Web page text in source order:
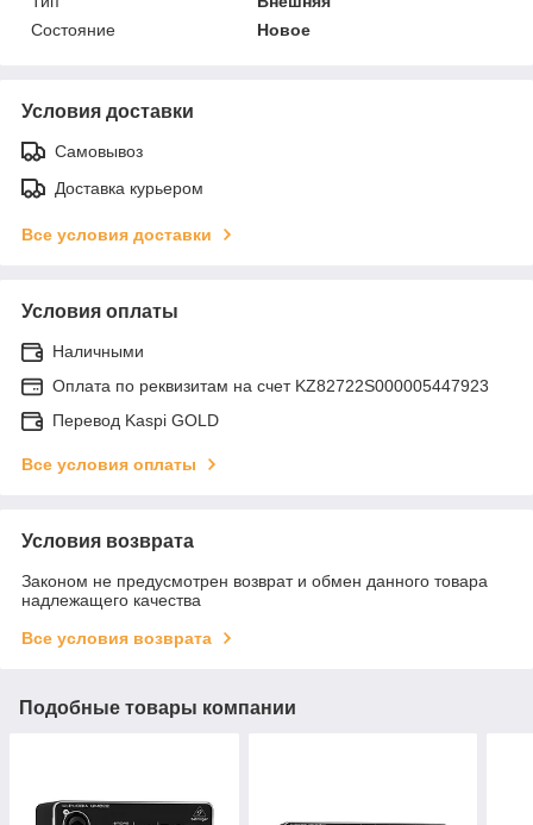
Состояние
Новое
Условия доставки
Самовывоз
Доставка курьером
Все условия доставки
Условия оплаты
Наличными
Оплата по реквизитам на счет KZ82722S000005447923
Перевод Kaspi GOLD
Все условия оплаты
Условия возврата
Законом не предусмотрен возврат и обмен данного товара
надлежащего качества
Все условия возврата
Подобные товары компании